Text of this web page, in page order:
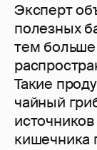
Эксперт
полезных
тем больше
Такие
чайный
кишечника